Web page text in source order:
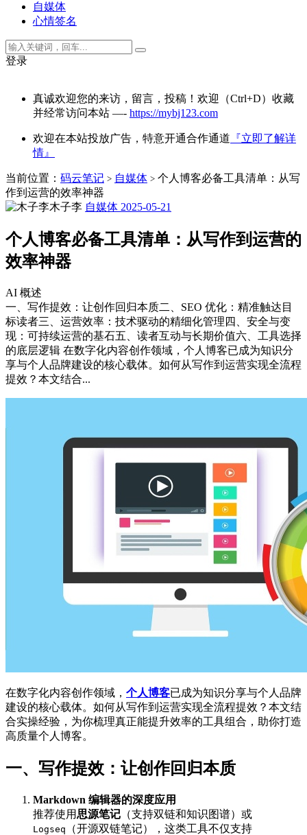
自媒体
心情签名
登录
真诚欢迎您的来访，留言，投稿！欢迎（Ctrl+D）收藏
并经常访问本站 —- https://mybj123.com
欢迎在本站投放广告，特意开通合作通道 『立即了解详
情』
当前位置： 码云笔记 > 自媒体 > 个人博客必备工具清单：从写
作到运营的效率神器
木子李 自媒体 2025-05-21
个人博客必备工具清单：从写作到运营的
效率神器
AI 概述
一、写作提效：让创作回归本质二、SEO 优化：精准触达目
标读者三、运营效率：技术驱动的精细化管理四、安全与变
现：可持续运营的基石五、读者互动与长期价值六、工具选择
的底层逻辑 在数字化内容创作领域，个人博客已成为知识分
享与个人品牌建设的核心载体。如何从写作到运营实现全流程
提效？本文结合...
在数字化内容创作领域， 个人博客已成为知识分享与个人品牌
建设的核心载体。如何从写作到运营实现全流程提效？本文结
合实操经验，为你梳理真正能提升效率的工具组合，助你打造
高质量个人博客。
一、写作提效：让创作回归本质
Markdown 编辑器的深度应用
推荐使用思源笔记 （支持双链和知识图谱）或
Logseq
（开源双链笔记），这类工具不仅支持